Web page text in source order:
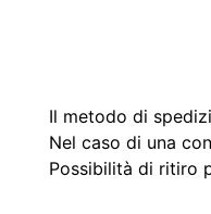
Il metodo di
Nel caso di una
Possibilità di ritiro